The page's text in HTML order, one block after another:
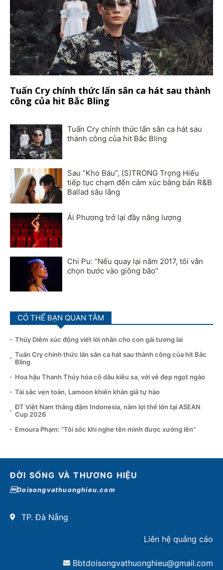
Tuấn Cry chính thức lấn sân ca hát sau thành
công của hit Bắc Bling
Tuấn Cry chính thức lấn sân ca hát sau
thành công của hit Bắc Bling
Sau “Kho Báu”, (S)TRONG Trọng Hiếu
tiếp tục chạm đến cảm xúc bằng bản R&B
Ballad sâu lắng
Ái Phương trở lại đầy năng lượng
Chi Pu: “Nếu quay lại năm 2017, tôi vẫn
chọn bước vào giông bão”
CÓ THỂ BẠN QUAN TÂM
Thúy Diễm xúc động viết lời nhắn cho con gái tương lai
Tuấn Cry chính thức lấn sân ca hát sau thành công của hit Bắc
Bling
Hoa hậu Thanh Thủy hóa cô dâu kiêu sa, với vẻ đẹp ngọt ngào
Tài sắc vẹn toàn, Lamoon khiến khán giả tự hào
ĐT Việt Nam thắng đậm Indonesia, nắm lợi thế lớn tại ASEAN
Cup 2026
Emoura Phạm: “Tôi sốc khi nghe tên mình được xướng lên”
ĐỜI SỐNG VÀ THƯƠNG HIỆU
Doisongvathuonghieu.com
TP. Đà Nẵng
Liên hệ quảng cáo
Bbtdoisongvathuonghieu@gmail.com